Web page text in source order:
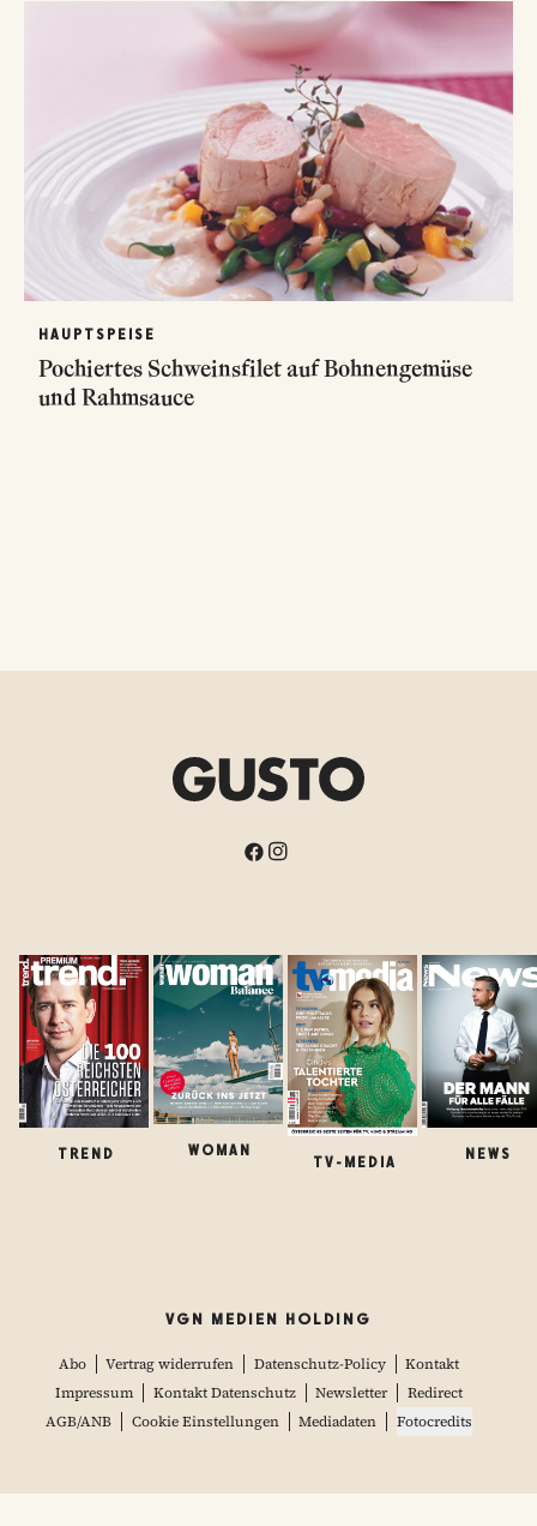
HAUPTSPEISE
Pochiertes Schweinsfilet auf Bohnengemüse
und Rahmsauce
TREND WOMAN
TV-MEDIA
NEWS
VGN MEDIEN HOLDING
Abo Vertrag widerrufen Datenschutz-Policy
Kontakt
Impressum
Kontakt Datenschutz Newsletter
Redirect
AGB/ANB
Cookie Einstellungen Mediadaten Fotocredits